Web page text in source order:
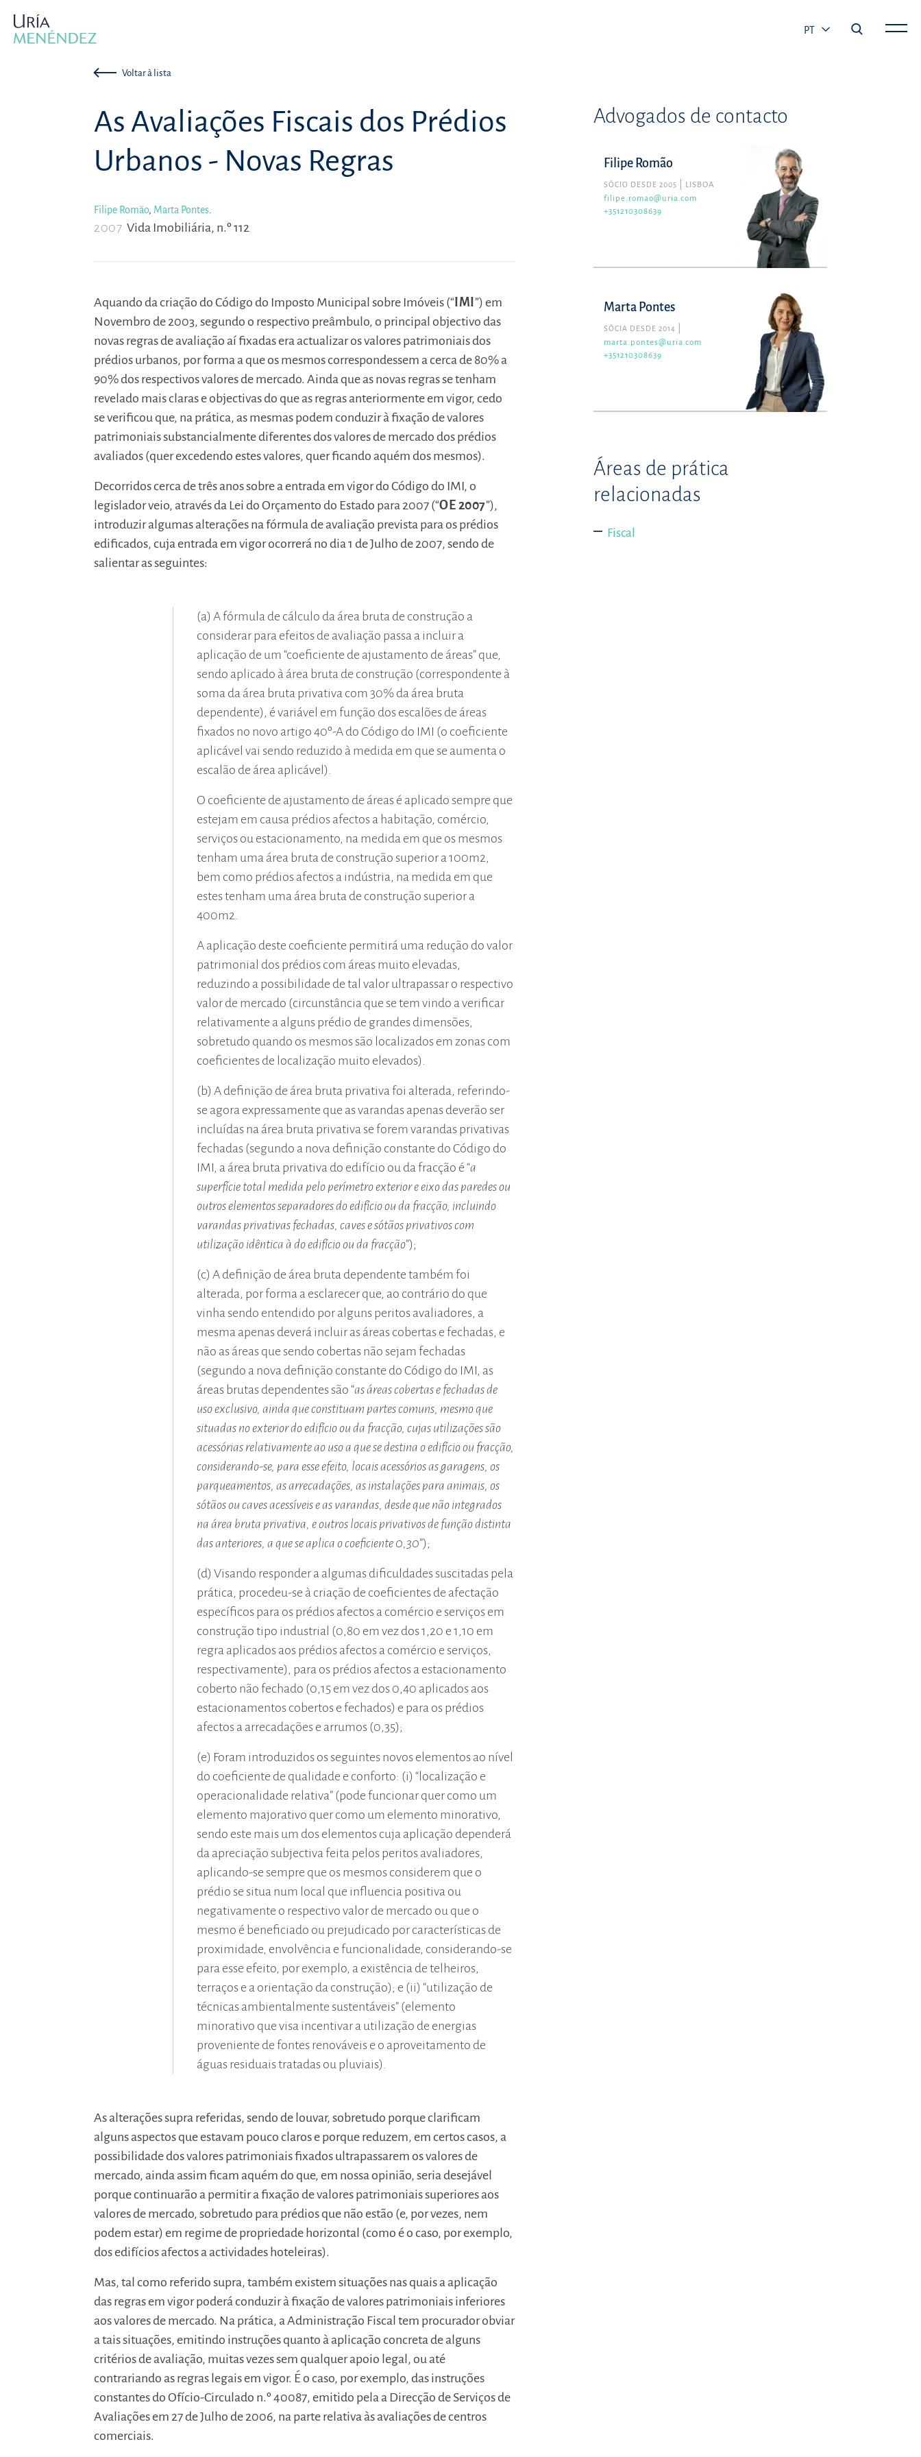
PT
Voltar à lista
As Avaliações Fiscais dos Prédios
Urbanos - Novas Regras
Filipe Romão, Marta Pontes.
2007 Vida Imobiliária, n.º 112
Aquando da criação do Código do Imposto Municipal sobre Imóveis (“ IMI”) em
Novembro de 2003, segundo o respectivo preâmbulo, o principal objectivo das
novas regras de avaliação aí fixadas era actualizar os valores patrimoniais dos
prédios urbanos, por forma a que os mesmos correspondessem a cerca de 80% a
90% dos respectivos valores de mercado. Ainda que as novas regras se tenham
revelado mais claras e objectivas do que as regras anteriormente em vigor, cedo
se verificou que, na prática, as mesmas podem conduzir à fixação de valores
patrimoniais substancialmente diferentes dos valores de mercado dos prédios
avaliados (quer excedendo estes valores, quer ficando aquém dos mesmos).
Decorridos cerca de três anos sobre a entrada em vigor do Código do IMI, o
legislador veio, através da Lei do Orçamento do Estado para 2007 (“OE 2007”),
introduzir algumas alterações na fórmula de avaliação prevista para os prédios
edificados, cuja entrada em vigor ocorrerá no dia 1 de Julho de 2007, sendo de
salientar as seguintes:
(a) A fórmula de cálculo da área bruta de construção a
considerar para efeitos de avaliação passa a incluir a
aplicação de um “coeficiente de ajustamento de áreas” que,
sendo aplicado à área bruta de construção (correspondente à
soma da área bruta privativa com 30% da área bruta
dependente), é variável em função dos escalões de áreas
fixados no novo artigo 40º-A do Código do IMI (o coeficiente
aplicável vai sendo reduzido à medida em que se aumenta o
escalão de área aplicável).
O coeficiente de ajustamento de áreas é aplicado sempre que
estejam em causa prédios afectos a habitação, comércio,
serviços ou estacionamento, na medida em que os mesmos
tenham uma área bruta de construção superior a 100m2,
bem como prédios afectos a indústria, na medida em que
estes tenham uma área bruta de construção superior a
400m2.
A aplicação deste coeficiente permitirá uma redução do valor
patrimonial dos prédios com áreas muito elevadas,
reduzindo a possibilidade de tal valor ultrapassar o respectivo
valor de mercado (circunstância que se tem vindo a verificar
relativamente a alguns prédio de grandes dimensões,
sobretudo quando os mesmos são localizados em zonas com
coeficientes de localização muito elevados).
(b) A definição de área bruta privativa foi alterada, referindo-
se agora expressamente que as varandas apenas deverão ser
incluídas na área bruta privativa se forem varandas privativas
fechadas (segundo a nova definição constante do Código do
IMI, a área bruta privativa do edifício ou da fracção é “a
superfície total medida pelo perímetro exterior e eixo das paredes ou
outros elementos separadores do edifício ou da fracção, incluindo
varandas privativas fechadas, caves e sótãos privativos com
utilização idêntica à do edifício ou da fracção”);
(c) A definição de área bruta dependente também foi
alterada, por forma a esclarecer que, ao contrário do que
vinha sendo entendido por alguns peritos avaliadores, a
mesma apenas deverá incluir as áreas cobertas e fechadas, e
não as áreas que sendo cobertas não sejam fechadas
(segundo a nova definição constante do Código do IMI, as
áreas brutas dependentes são “as áreas cobertas e fechadas de
uso exclusivo, ainda que constituam partes comuns, mesmo que
situadas no exterior do edifício ou da fracção, cujas utilizações são
acessórias relativamente ao uso a que se destina o edifício ou fracção,
considerando-se, para esse efeito, locais acessórios as garagens, os
parqueamentos, as arrecadações, as instalações para animais, os
sótãos ou caves acessíveis e as varandas, desde que não integrados
na área bruta privativa, e outros locais privativos de função distinta
das anteriores, a que se aplica o coeficiente 0,30”);
(d) Visando responder a algumas dificuldades suscitadas pela
prática, procedeu-se à criação de coeficientes de afectação
específicos para os prédios afectos a comércio e serviços em
construção tipo industrial (0,80 em vez dos 1,20 e 1,10 em
regra aplicados aos prédios afectos a comércio e serviços,
respectivamente), para os prédios afectos a estacionamento
coberto não fechado (0,15 em vez dos 0,40 aplicados aos
estacionamentos cobertos e fechados) e para os prédios
afectos a arrecadações e arrumos (0,35);
(e) Foram introduzidos os seguintes novos elementos ao nível
do coeficiente de qualidade e conforto: (i) “localização e
operacionalidade relativa” (pode funcionar quer como um
elemento majorativo quer como um elemento minorativo,
sendo este mais um dos elementos cuja aplicação dependerá
da apreciação subjectiva feita pelos peritos avaliadores,
aplicando-se sempre que os mesmos considerem que o
prédio se situa num local que influencia positiva ou
negativamente o respectivo valor de mercado ou que o
mesmo é beneficiado ou prejudicado por características de
proximidade, envolvência e funcionalidade, considerando-se
para esse efeito, por exemplo, a existência de telheiros,
terraços e a orientação da construção); e (ii) “utilização de
técnicas ambientalmente sustentáveis” (elemento
minorativo que visa incentivar a utilização de energias
proveniente de fontes renováveis e o aproveitamento de
águas residuais tratadas ou pluviais).
As alterações supra referidas, sendo de louvar, sobretudo porque clarificam
alguns aspectos que estavam pouco claros e porque reduzem, em certos casos, a
possibilidade dos valores patrimoniais fixados ultrapassarem os valores de
mercado, ainda assim ficam aquém do que, em nossa opinião, seria desejável
porque continuarão a permitir a fixação de valores patrimoniais superiores aos
valores de mercado, sobretudo para prédios que não estão (e, por vezes, nem
podem estar) em regime de propriedade horizontal (como é o caso, por exemplo,
dos edifícios afectos a actividades hoteleiras).
Mas, tal como referido supra, também existem situações nas quais a aplicação
das regras em vigor poderá conduzir à fixação de valores patrimoniais inferiores
aos valores de mercado. Na prática, a Administração Fiscal tem procurador obviar
a tais situações, emitindo instruções quanto à aplicação concreta de alguns
critérios de avaliação, muitas vezes sem qualquer apoio legal, ou até
contrariando as regras legais em vigor. É o caso, por exemplo, das instruções
constantes do Ofício-Circulado n.º 40087, emitido pela a Direcção de Serviços de
Avaliações em 27 de Julho de 2006, na parte relativa às avaliações de centros
comerciais.
Advogados de contacto
Filipe Romão
SÓCIO DESDE 2005
LISBOA
filipe.romao@uria.com
+351210308639
Marta Pontes
SÓCIA DESDE 2014
marta.pontes@uria.com
+351210308639
Áreas de prática
relacionadas
Fiscal